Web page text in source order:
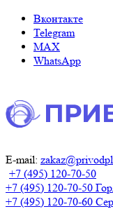
Вконтакте
Telegram
MAX
WhatsApp
E-mail:
+7 (495) 120-70-50
+7 (495) 120-70-50
+7 (495) 120-70-60